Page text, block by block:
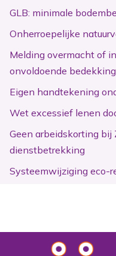
GLB: minimale
Onherroepelijke
Melding overmacht of
onvoldoende bedekking
Eigen handtekening
Wet excessief lenen
Geen arbeidskorting
dienstbetrekking
Systeemwijziging eco-